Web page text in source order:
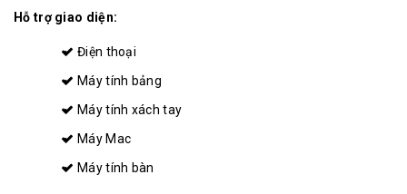
Hỗ trợ giao diện:
Điện thoại
Máy tính bảng
Máy tính xách tay
Máy Mac
Máy tính bàn